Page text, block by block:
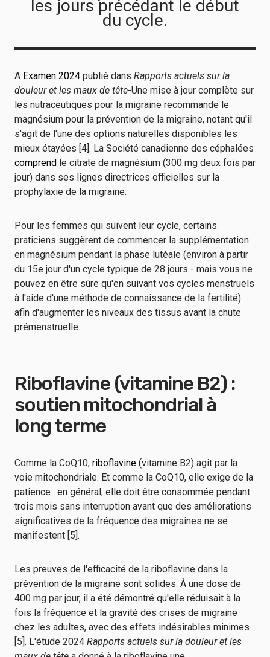
les jours précédant le début
du cycle.
A Examen 2024 publié dans Rapports actuels sur la
douleur et les maux de tête-Une mise à jour complète sur
les nutraceutiques pour la migraine recommande le
magnésium pour la prévention de la migraine, notant qu'il
s'agit de l'une des options naturelles disponibles les
mieux étayées [4]. La Société canadienne des céphalées
comprend le citrate de magnésium (300 mg deux fois par
jour) dans ses lignes directrices officielles sur la
prophylaxie de la migraine.
Pour les femmes qui suivent leur cycle, certains
praticiens suggèrent de commencer la supplémentation
en magnésium pendant la phase lutéale (environ à partir
du 15e jour d'un cycle typique de 28 jours - mais vous ne
pouvez en être sûre qu'en suivant vos cycles menstruels
à l'aide d'une méthode de connaissance de la fertilité)
afin d'augmenter les niveaux des tissus avant la chute
prémenstruelle.
Riboflavine (vitamine B2) :
soutien mitochondrial à
long terme
Comme la CoQ10, riboflavine (vitamine B2) agit par la
voie mitochondriale. Et comme la CoQ10, elle exige de la
patience : en général, elle doit être consommée pendant
trois mois sans interruption avant que des améliorations
significatives de la fréquence des migraines ne se
manifestent [5].
Les preuves de l'efficacité de la riboflavine dans la
prévention de la migraine sont solides. À une dose de
400 mg par jour, il a été démontré qu'elle réduisait à la
fois la fréquence et la gravité des crises de migraine
chez les adultes, avec des effets indésirables minimes
[5]. L'étude 2024 Rapports actuels sur la douleur et les